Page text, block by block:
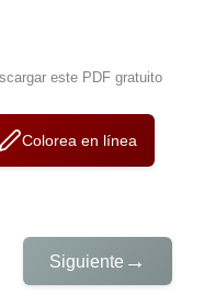
este PDF gratuito
Colorea en línea
Siguiente →